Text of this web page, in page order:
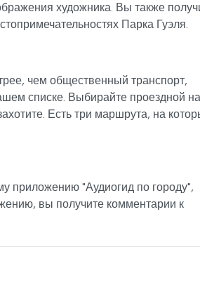
художника. Вы также
Парка Гуэля.
чем общественный транспорт,
списке. Выбирайте проездной на
Есть три маршрута, на
приложению "Аудиогид по городу",
вы получите комментарии к